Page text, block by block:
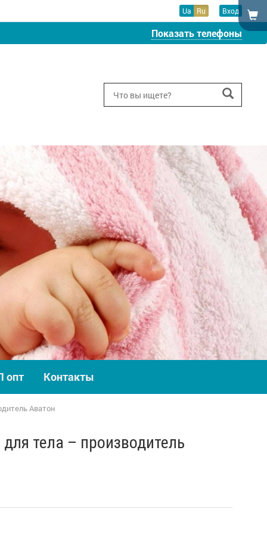
Ua Ru Вход
Показать телефоны
опт Контакты
Аватон
тела – производитель